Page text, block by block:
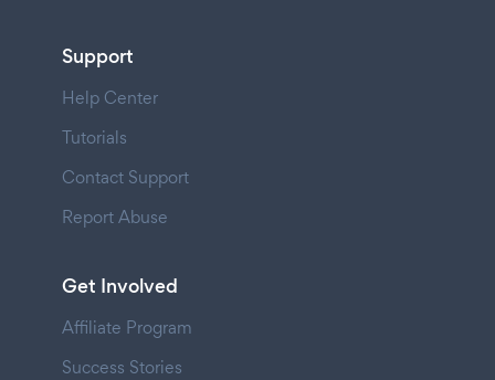
Support
Help Center
Tutorials
Contact Support
Report Abuse
Get Involved
Affiliate Program
Success Stories